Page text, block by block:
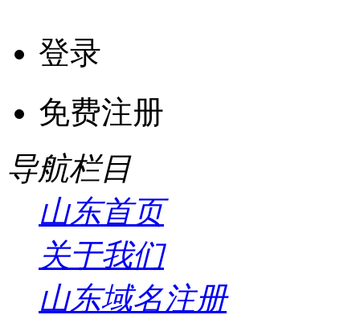
登录
免费注册
导航栏目
山东首页
关于我们
山东域名注册